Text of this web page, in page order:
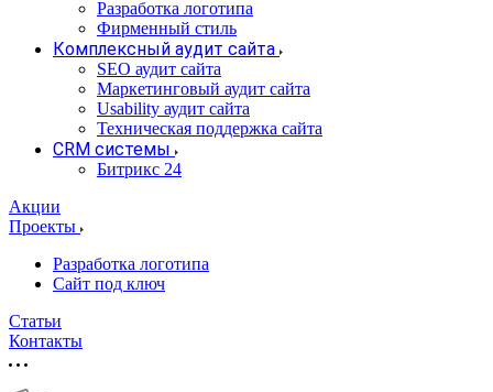
Разработка логотипа
Фирменный стиль
Комплексный аудит сайта
SEO аудит сайта
Маркетинговый аудит сайта
Usability аудит сайта
Техническая поддержка сайта
CRM системы
Битрикс 24
Акции
Проекты
Разработка логотипа
Сайт под ключ
Статьи
Контакты